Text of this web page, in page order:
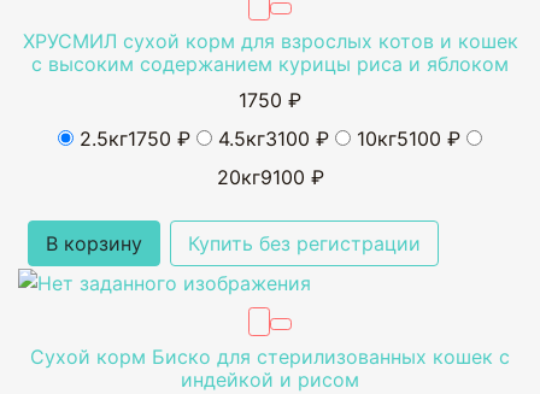
ХРУСМИЛ сухой корм для взрослых котов и кошек
с высоким содержанием курицы риса и яблоком
1750 ₽
2.5кг1750 ₽ 4.5кг3100 ₽ 10кг5100 ₽
20кг9100 ₽
В корзину Купить без регистрации
Сухой корм Биско для стерилизованных кошек с
индейкой и рисом